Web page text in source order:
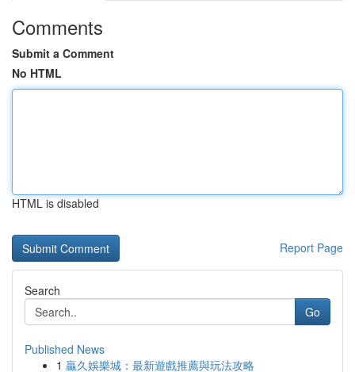
Comments
Submit a Comment
No HTML
HTML is disabled
Report Page
Search
Go
Published News
1 贏久娛樂城：最新遊戲推薦與玩法攻略